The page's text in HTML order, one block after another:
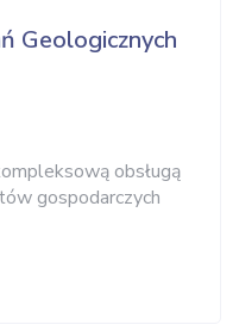
Geologicznych
obsługą
gospodarczych